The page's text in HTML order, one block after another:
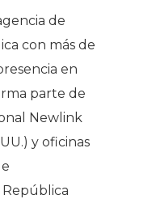
de
con más de
en
parte de
Newlink
y oficinas
República